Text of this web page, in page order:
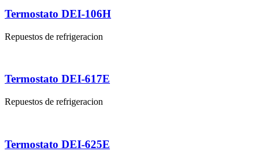
Termostato DEI-106H
Repuestos de refrigeracion
Termostato DEI-617E
Repuestos de refrigeracion
Termostato DEI-625E